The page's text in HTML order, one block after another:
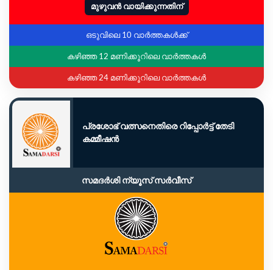
മുഴുവൻ വായിക്കുന്നതിന്
ഒടുവിലെ 10 വാർത്തകൾക്ക്
കഴിഞ്ഞ 12 മണിക്കൂറിലെ വാർത്തകൾ
കഴിഞ്ഞ 24 മണിക്കൂറിലെ വാർത്തകൾ
പ്രശോഭ് വത്സനെതിരെ റിപ്പോർട്ട് തേടി
കമ്മീഷൻ
സമദർശി ന്യൂസ് സർവീസ്